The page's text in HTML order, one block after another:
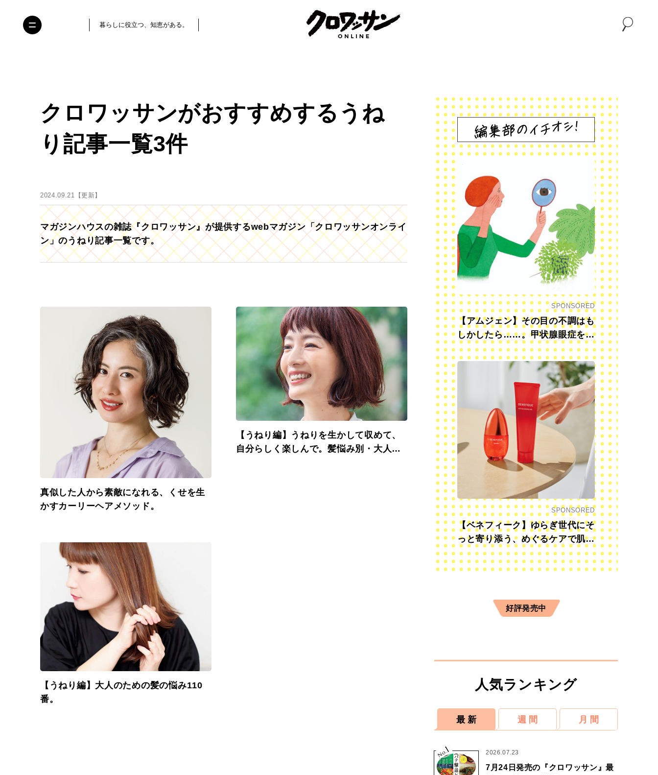
暮らしに役立つ、知恵がある。
クロワッサンがおすすめするうね
り記事一覧3件
2024.09.21【更新】
マガジンハウスの雑誌『クロワッサン』が提供するwebマガジン「クロワッサンオンライ
ン」のうねり記事一覧です。
真似した人から素敵になれる、くせを生
かすカーリーヘアメソッド。
【うねり編】うねりを生かして収めて、
自分らしく楽しんで。髪悩み別・大人の
【うねり編】大人のための髪の悩み110
番。
SPONSORED
【アムジェン】その目の不調はも
しかしたら……。甲状腺眼症を知
っていますか？
SPONSORED
【ベネフィーク】ゆらぎ世代にそ
っと寄り添う、めぐるケアで肌も
心も前向きに
好評発売中
人気ランキング
最 新 週 間 月 間
No.
1 2026.07.23
7月24日発売の『クロワッサン』最